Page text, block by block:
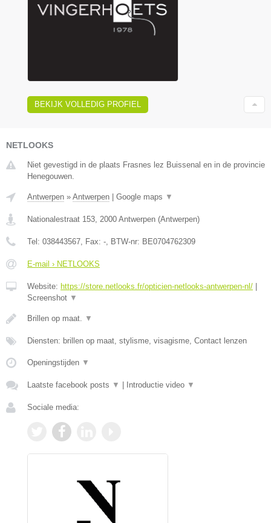
BEKIJK VOLLEDIG PROFIEL
NETLOOKS
Niet gevestigd in de plaats Frasnes lez Buissenal en in de provincie
Henegouwen.
Antwerpen » Antwerpen | Google maps ▼
Nationalestraat 153 2000 Antwerpen (Antwerpen)
Tel: 038443567 , Fax: - , BTW-nr: BE0704762309
E-mail › NETLOOKS
Website: https://store.netlooks.fr/opticien-netlooks-antwerpen-nl/ |
Screenshot ▼
Brillen op maat. ▼
Diensten: brillen op maat, stylisme, visagisme, Contact lenzen
Openingstijden ▼
Laatste facebook posts ▼ | Introductie video ▼
Sociale media: